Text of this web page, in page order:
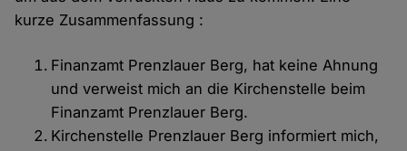
kurze Zusammenfassung :
Finanzamt Prenzlauer Berg, hat keine Ahnung
und verweist mich an die Kirchenstelle beim
Finanzamt Prenzlauer Berg.
Kirchenstelle Prenzlauer Berg informiert mich,